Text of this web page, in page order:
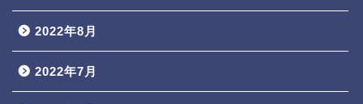
2022年8月
2022年7月